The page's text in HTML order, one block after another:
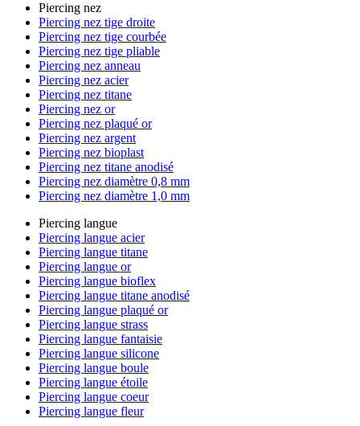
Piercing nez
Piercing nez tige droite
Piercing nez tige courbée
Piercing nez tige pliable
Piercing nez anneau
Piercing nez acier
Piercing nez titane
Piercing nez or
Piercing nez plaqué or
Piercing nez argent
Piercing nez bioplast
Piercing nez titane anodisé
Piercing nez diamètre 0,8 mm
Piercing nez diamètre 1,0 mm
Piercing langue
Piercing langue acier
Piercing langue titane
Piercing langue or
Piercing langue bioflex
Piercing langue titane anodisé
Piercing langue plaqué or
Piercing langue strass
Piercing langue fantaisie
Piercing langue silicone
Piercing langue boule
Piercing langue étoile
Piercing langue coeur
Piercing langue fleur